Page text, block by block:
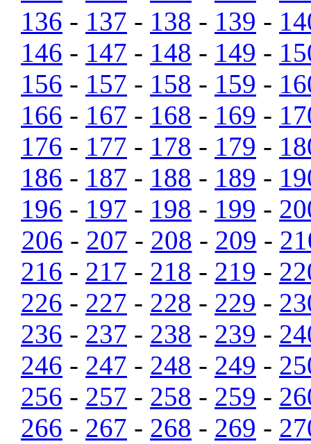
136 - 137 - 138 - 139 -
146 - 147 - 148 - 149 -
156 - 157 - 158 - 159 -
166 - 167 - 168 - 169 -
176 - 177 - 178 - 179 -
186 - 187 - 188 - 189 -
196 - 197 - 198 - 199 -
206 - 207 - 208 - 209 -
216 - 217 - 218 - 219 -
226 - 227 - 228 - 229 -
236 - 237 - 238 - 239 -
246 - 247 - 248 - 249 -
256 - 257 - 258 - 259 -
266 - 267 - 268 - 269 -